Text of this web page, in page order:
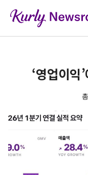
‘영업이익